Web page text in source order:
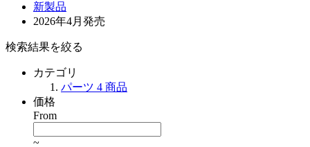
新製品
2026年4月発売
検索結果を絞る
カテゴリ
パーツ 4 商品
価格
From
~